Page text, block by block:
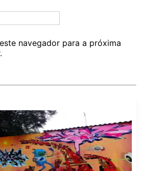
navegador para a próxima